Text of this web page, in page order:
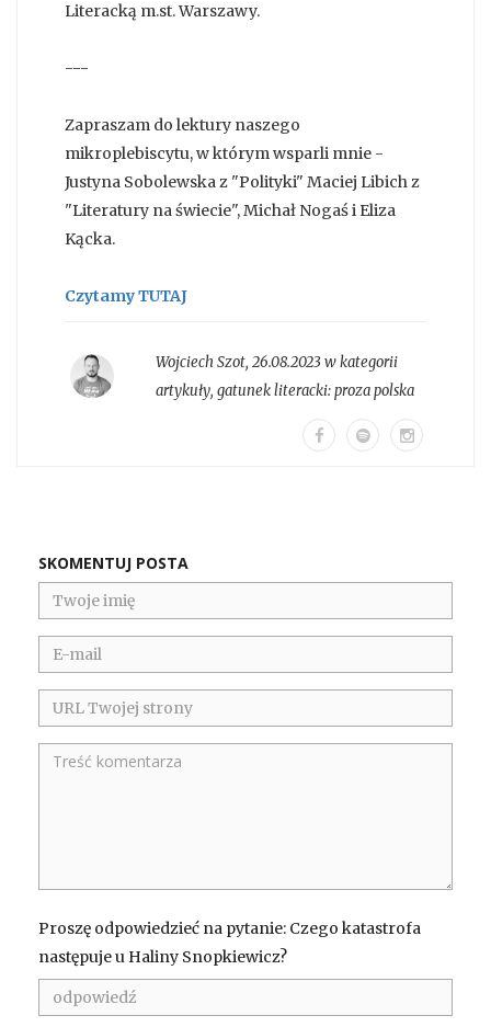
Literacką m.st. Warszawy.
---
Zapraszam do lektury naszego
mikroplebiscytu, w którym wsparli mnie -
Justyna Sobolewska z "Polityki" Maciej Libich z
"Literatury na świecie", Michał Nogaś i Eliza
Kącka.
Czytamy TUTAJ
Wojciech Szot, 26.08.2023 w kategorii
artykuły, gatunek literacki:proza polska
SKOMENTUJ POSTA
Proszę odpowiedzieć na pytanie: Czego katastrofa
następuje u Haliny Snopkiewicz?